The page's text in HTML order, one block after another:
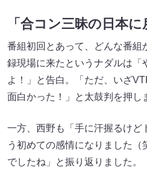
「合コン三昧の日本に
番組初回とあって、どんな番組
録現場に来たというナダルは「
よ！」と告白。「ただ、いざ
面白かった！」と太鼓判を押し
一方、西野も「手に汗握るけど
う初めての感情になりました（
でしたね」と振り返りました。